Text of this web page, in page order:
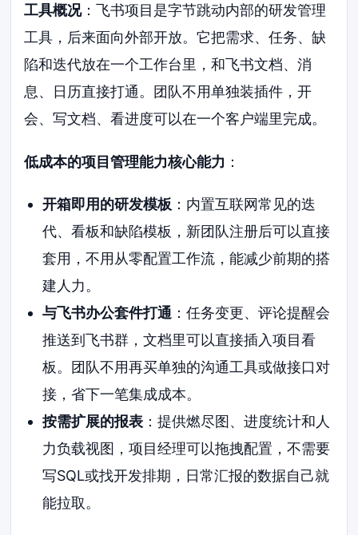
工具概况：飞书项目是字节跳动内部的研发管理
工具，后来面向外部开放。它把需求、任务、缺
陷和迭代放在一个工作台里，和飞书文档、消
息、日历直接打通。团队不用单独装插件，开
会、写文档、看进度可以在一个客户端里完成。
低成本的项目管理能力核心能力 ：
开箱即用的研发模板：内置互联网常见的迭
代、看板和缺陷模板，新团队注册后可以直接
套用，不用从零配置工作流，能减少前期的搭
建人力。
与飞书办公套件打通：任务变更、评论提醒会
推送到飞书群，文档里可以直接插入项目看
板。团队不用再买单独的沟通工具或做接口对
接，省下一笔集成成本。
按需扩展的报表：提供燃尽图、进度统计和人
力负载视图，项目经理可以拖拽配置，不需要
写SQL或找开发排期，日常汇报的数据自己就
能拉取。